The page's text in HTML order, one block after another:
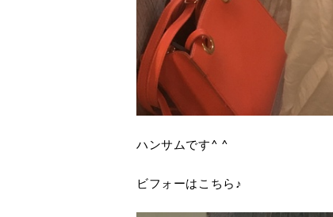
ハンサムです^ ^
ビフォーはこちら♪